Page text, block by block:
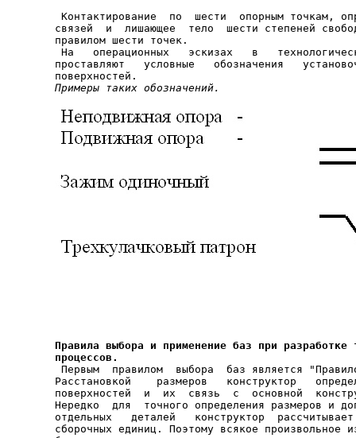
Контактирование  по  шести  опорным точкам,
связей  и  лишающее  тело  шести степеней
правилом шести точек.
На   операционных   эскизах   в
проставляют   условные   обозначения
Примеры таких обозначений.
Правила выбора и применение баз при разработке
процессов.
Первым  правилом  выбора  баз является
Расстановкой    размеров   конструктор
поверхностей  и  их  связь  с  основной
Нередко  для  точного определения размеров и
отдельных   деталей   конструктор
сборочных единиц. Поэтому всякое произвольное